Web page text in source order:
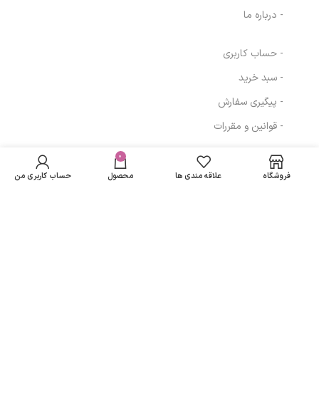
- درباره ما
- حساب کاربری
- سبد خرید
- پیگیری سفارش
- قوانین و مقررات
مسیرهای ارتباطیحجم 75 میلی لیتر
تومان
باشد فروشگاه علاقه مندی ها
0
محصول حساب کاربری من